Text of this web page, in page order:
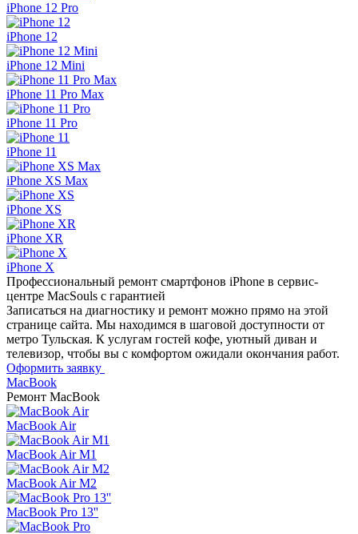
iPhone 12 Pro
iPhone 12
iPhone 12 Mini
iPhone 11 Pro Max
iPhone 11 Pro
iPhone 11
iPhone XS Max
iPhone XS
iPhone XR
iPhone X
Профессиональный ремонт смартфонов iPhone в сервис-
центре MacSouls с гарантией
Записаться на диагностику и ремонт можно прямо на этой
странице сайта. Мы находимся в шаговой доступности от
метро Тульская. К услугам гостей кофе, уютный диван и
телевизор, чтобы вы с комфортом ожидали окончания работ.
Оформить заявку
MacBook
Ремонт MacBook
MacBook Air
MacBook Air M1
MacBook Air M2
MacBook Pro 13''